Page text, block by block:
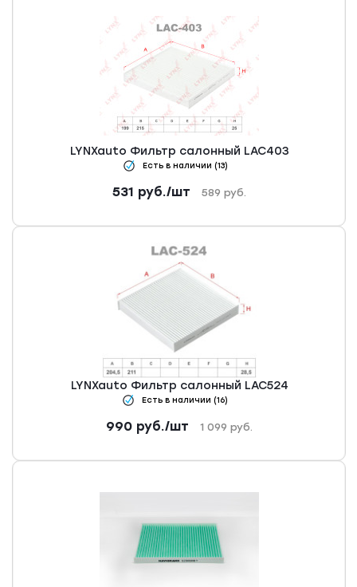
LYNXauto Фильтр салонный LAC403
Есть в наличии (13)
531 руб./шт 589 руб.
LYNXauto Фильтр салонный LAC524
Есть в наличии (16)
990 руб./шт 1 099 руб.